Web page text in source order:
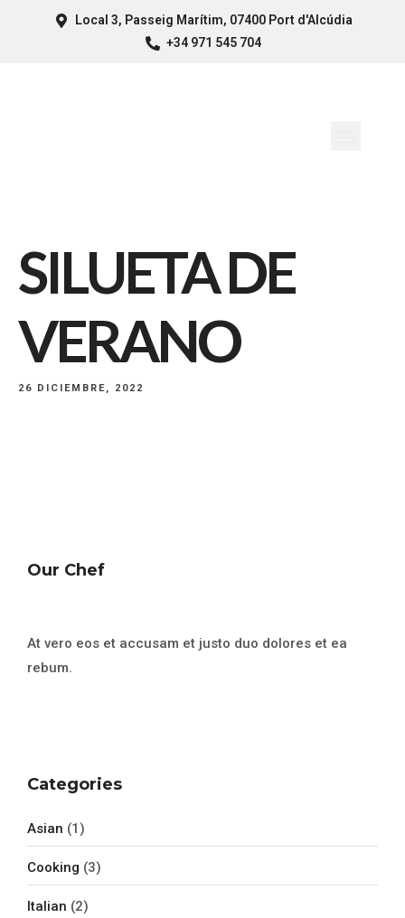
Local 3, Passeig Marítim, 07400 Port d'Alcúdia
+34 971 545 704
SILUETA DE
VERANO
26 DICIEMBRE, 2022
Our Chef
At vero eos et accusam et justo duo dolores et ea
rebum.
Categories
Asian (1)
Cooking (3)
Italian (2)